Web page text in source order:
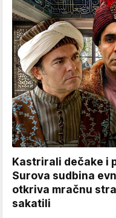
Kastrirali dečake i
Surova sudbina
otkriva mračnu
sakatili